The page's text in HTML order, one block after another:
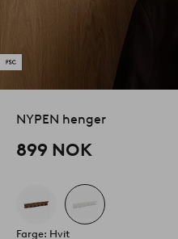
NYPEN henger
899 NOK
Farge: Hvit